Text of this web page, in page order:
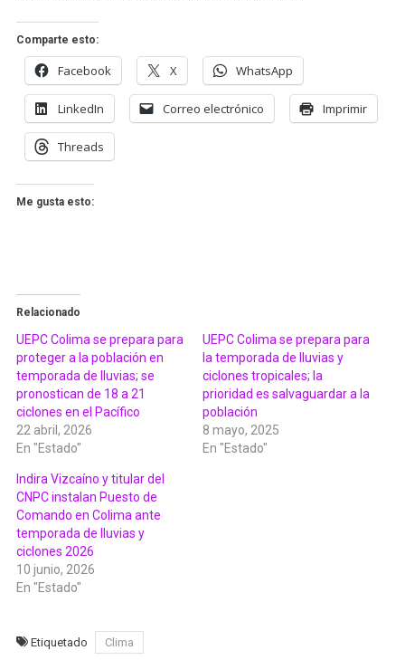
Comparte esto:
Facebook X WhatsApp
LinkedIn Correo electrónico Imprimir
Threads
Me gusta esto:
Relacionado
UEPC Colima se prepara para
proteger a la población en
temporada de lluvias; se
pronostican de 18 a 21
ciclones en el Pacífico
22 abril, 2026
En "Estado"
UEPC Colima se prepara para
la temporada de lluvias y
ciclones tropicales; la
prioridad es salvaguardar a la
población
8 mayo, 2025
En "Estado"
Indira Vizcaíno y titular del
CNPC instalan Puesto de
Comando en Colima ante
temporada de lluvias y
ciclones 2026
10 junio, 2026
En "Estado"
Etiquetado Clima